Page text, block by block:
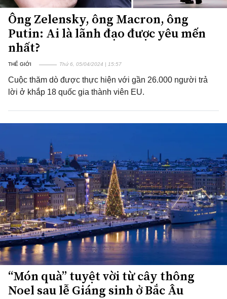
Ông Zelensky, ông Macron, ông
Putin: Ai là lãnh đạo được yêu mến
nhất?
THẾ GIỚI Thứ 6, 05/04/2024 | 15:57
Cuộc thăm dò được thực hiện với gần 26.000 người trả
lời ở khắp 18 quốc gia thành viên EU.
“Món quà” tuyệt vời từ cây thông
Noel sau lễ Giáng sinh ở Bắc Âu